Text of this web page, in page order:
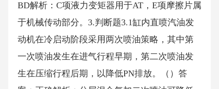
BD解析：C项液力变矩器用于AT，E项摩擦片属
于机械传动部分。3.判断题3.1缸内直喷汽油发
动机在冷启动阶段采用两次喷油策略，其中第
一次喷油发生在进气行程早期，第二次喷油发
生在压缩行程后期，以降低PN排放。（）答